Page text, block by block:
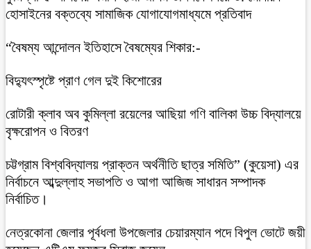
হোসাইনের বক্তব্যে সামাজিক যোগাযোগমাধ্যমে প্রতিবাদ
“বৈষম্য আন্দোলন ইতিহাসে বৈষম্যের শিকার:-
বিদ্যুৎস্পৃষ্টে প্রাণ গেল দুই কিশোরের
রোটারী ক্লাব অব কুমিল্লা রয়েলের আছিয়া গণি বালিকা উচ্চ বিদ্যালয়ে
বৃক্ষরোপন ও বিতরণ
চট্টগ্রাম বিশ্ববিদ্যালয় প্রাক্তন অর্থনীতি ছাত্র সমিতি” (কুয়েসা) এর
নির্বাচনে আব্দুল্লাহ সভাপতি ও আগা আজিজ সাধারন সম্পাদক
নির্বাচিত।
নেত্রকোনা জেলার পূর্বধলা উপজেলার চেয়ারম্যান পদে বিপুল ভোটে জয়ী